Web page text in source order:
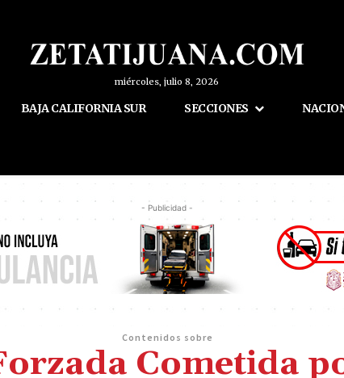
miércoles, julio 8, 2026
BAJA CALIFORNIA SUR SECCIONES
- Publicidad -
Contenidos sobre
Cometida